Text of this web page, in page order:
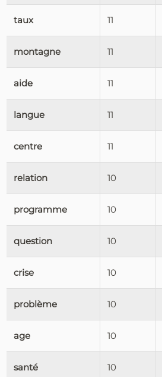
taux 11
montagne 11
aide 11
langue 11
centre 11
relation 10
programme 10
question 10
crise 10
problème 10
age 10
santé 10